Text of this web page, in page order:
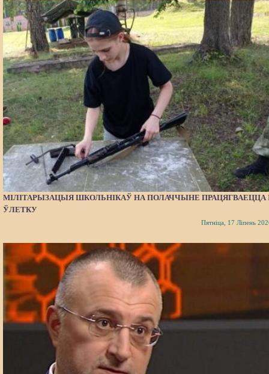
МІЛІТАРЫЗАЦЫЯ ШКОЛЬНІКАЎ НА ПОЛАЧЧЫНЕ ПРАЦЯГВАЕЦЦА
ЎЛЕТКУ
Пятніца, 17 Ліпень